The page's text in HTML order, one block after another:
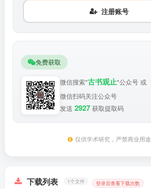
注册账号
免费获取
微信搜索"古书观止"公众号 或
微信扫码关注公众号
发送 2927 获取提取码
仅供学术研究，严禁商业用途
下载列表 1个文件 登录后查看下载次数